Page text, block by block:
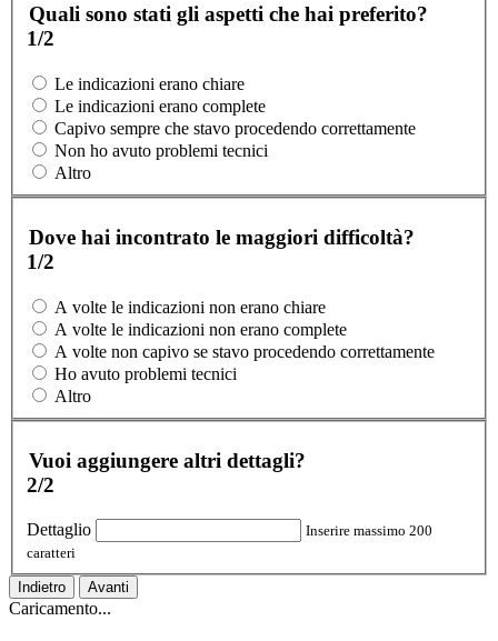
Quali sono stati gli aspetti che hai preferito?
1/2
Le indicazioni erano chiare
Le indicazioni erano complete
Capivo sempre che stavo procedendo correttamente
Non ho avuto problemi tecnici
Altro
Dove hai incontrato le maggiori difficoltà?
1/2
A volte le indicazioni non erano chiare
A volte le indicazioni non erano complete
A volte non capivo se stavo procedendo correttamente
Ho avuto problemi tecnici
Altro
Vuoi aggiungere altri dettagli?
2/2
Dettaglio
Inserire massimo 200
caratteri
Indietro Avanti
Caricamento...